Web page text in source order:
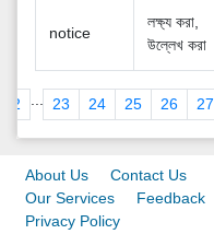
notice
লক্ষ্য করা,
উল্লেখ করা
2 23 24 25 26 27
About Us
Contact Us
Our Services
Feedback
Privacy Policy